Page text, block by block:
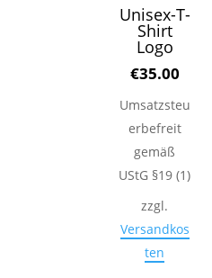
Unisex-T-
Shirt
Logo
€35.00
Umsatzsteu
erbefreit
gemäß
UStG §19 (1)
zzgl.
Versandkos
ten